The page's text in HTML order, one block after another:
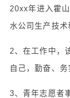
20xx年进入霍
水公司生产技术
2、在工作中，
自己，勤奋、务
3、青年志愿者